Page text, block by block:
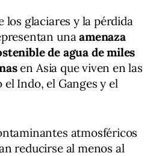
los glaciares y la pérdida
unaamenaza
de agua de miles
en Asia que viven en las
Indo, el Ganges y el
atmosféricos
reducirse al menos al